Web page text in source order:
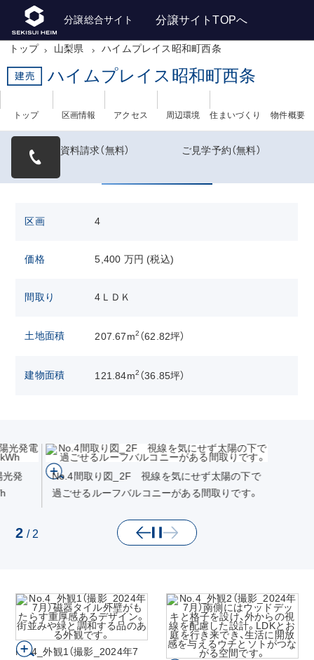
分譲総合サイト 分譲サイトTOPへ
トップ 山梨県 ハイムプレイス昭和町西条
ハイムプレイス昭和町西条
トップ 区画情報 アクセス 周辺環境 住まいづくり 物件概要
資料請求（無料） ご見学予約 （無料）
区画 4
価格 5,400 万円 (税込)
間取り 4ＬＤＫ
土地面積 207.67m2 （62.82坪）
建物面積 121.84m2 （36.85坪）
光発
No.4間取り図_2F 視線を気にせず太陽の下で
過ごせるルーフバルコニーがある間取りです。
2 / 2
No.4_外観1（撮影_2024年7